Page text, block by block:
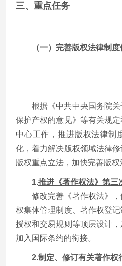
三、重点任务
（一）完善版权法律制
根据《中共中央国务院关
保护产权的意见》等有关规
中心工作，推进版权法律制
化，着力解决版权领域法律
版权重点立法，加快完善版权
1.推进《著作权法》第三
修改完善《著作权法》，
权集体管理制度、著作权登记
授权和交易规则等顶层设计
加入国际条约的衔接。
2.制定、修订有关著作权